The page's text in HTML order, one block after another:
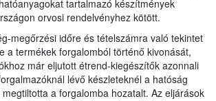
tartalmazó készítmények
orvosi rendelvényhez kötött.
megőrzési időre és tételszámra való tekintet
a termékek forgalomból történő kivonását,
már eljutott étrend-kiegészítők azonnali
lévő készleteknél a hatóság
a forgalomba hozatalt. Az eljárások